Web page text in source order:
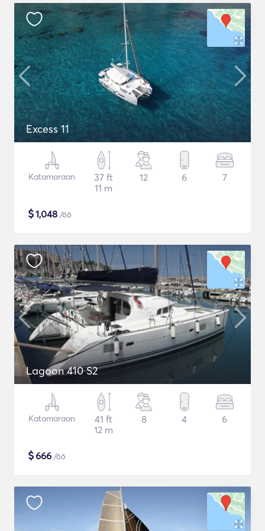
Excess 11
Katamaraan
37 ft
11 m
12 6 7
$1,048 /öö
Lagoon 410 S2
Katamaraan
41 ft
12 m
8 4 6
$666 /öö